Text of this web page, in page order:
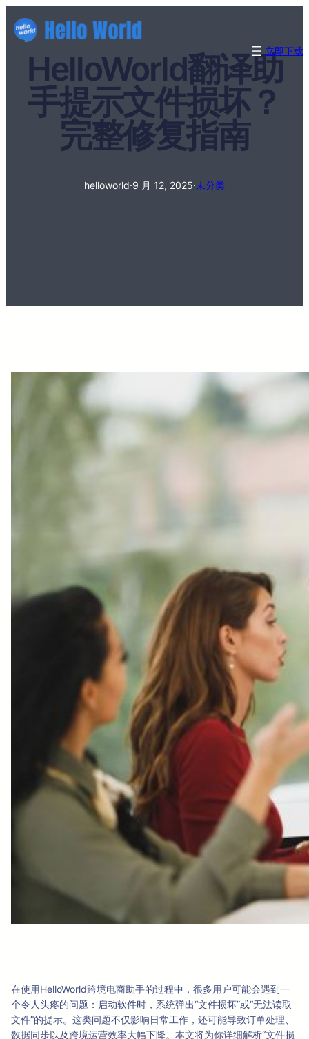
立即下载
HelloWorld翻译助
手提示文件损坏？
完整修复指南
helloworld·9 月 12, 2025·未分类
在使用HelloWorld跨境电商助手的过程中，很多用户可能会遇到一
个令人头疼的问题：启动软件时，系统弹出“文件损坏”或“无法读取
文件”的提示。这类问题不仅影响日常工作，还可能导致订单处理、
数据同步以及跨境运营效率大幅下降。本文将为你详细解析“文件损